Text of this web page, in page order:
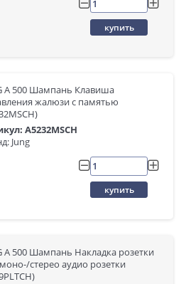
купить
А 500 Шампань Клавиша
жалюзи с памятью
A5232MSCH
Jung
купить
A 500 Шампань Накладка розетки
моно-/стерео аудио розетки